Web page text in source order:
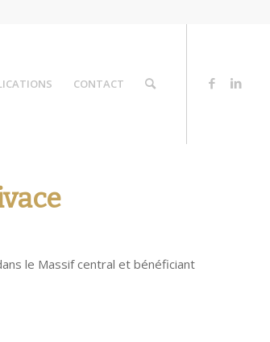
CONTACT
le Massif central et bénéficiant